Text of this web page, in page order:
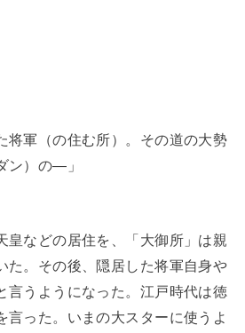
将軍（の住む所）。その道の大勢
ン）の―」
皇などの居住を、「大御所」は親
た。その後、隠居した将軍自身や
言うようになった。江戸時代は徳
言った。いまの大スターに使うよ